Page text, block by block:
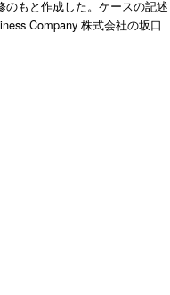
もと作成した。ケースの記述
Company 株式会社の坂口